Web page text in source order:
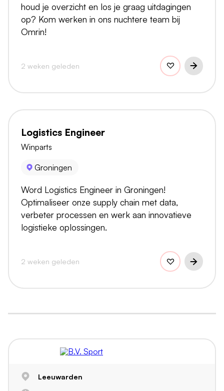
houd je overzicht en los je graag uitdagingen
op? Kom werken in ons nuchtere team bij
Omrin!
2 weken geleden
Logistics Engineer
Winparts
Groningen
Word Logistics Engineer in Groningen!
Optimaliseer onze supply chain met data,
verbeter processen en werk aan innovatieve
logistieke oplossingen.
2 weken geleden
Leeuwarden